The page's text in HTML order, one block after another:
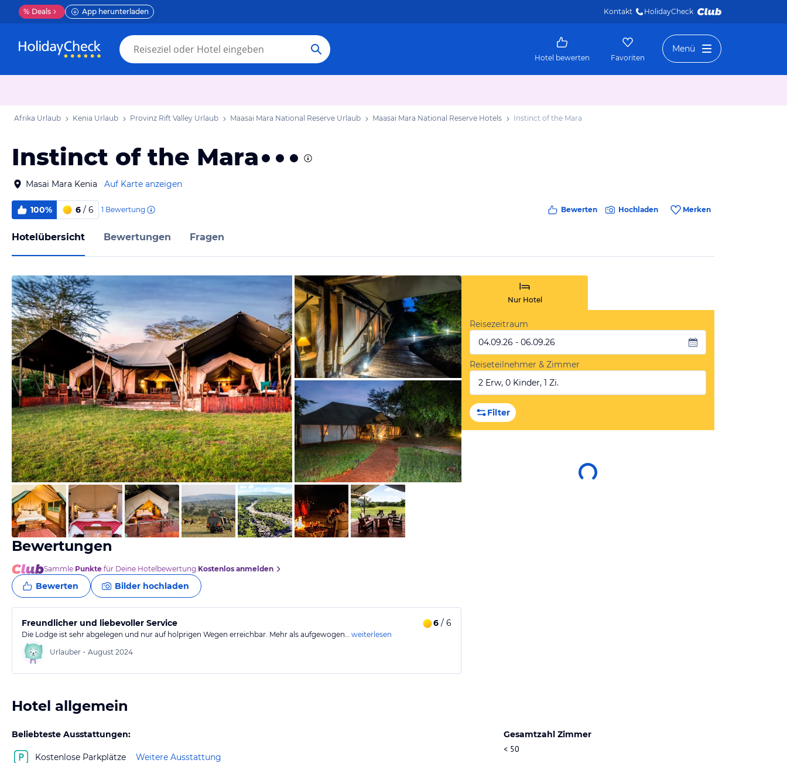
% Deals App herunterladen Kontakt HolidayCheck
Hotel bewerten Favoriten
Menü
Afrika Urlaub Kenia Urlaub Provinz Rift Valley Urlaub Maasai Mara National Reserve Urlaub Maasai Mara National Reserve Hotels Instinct of the Mara
Instinct of the Mara
Masai Mara Kenia Auf Karte anzeigen
100% 6 / 6 1 Bewertung Bewerten Hochladen Merken
Hotelübersicht Bewertungen Fragen
von Expedia
von Expedia
von Expedia
Nur Hotel
Reisezeitraum
04.09.26 - 06.09.26
Reiseteilnehmer & Zimmer
2 Erw, 0 Kinder, 1 Zi.
Filter
Bewertungen
Sammle Punkte für Deine Hotelbewertung.Kostenlos anmelden
Bewerten Bilder hochladen
Freundlicher und liebevoller Service 6 / 6
Die Lodge ist sehr abgelegen und nur auf holprigen Wegen erreichbar. Mehr als aufgewogen… weiterlesen
Urlauber • August 2024
Hotel allgemein
Beliebteste Ausstattungen:
Kostenlose Parkplätze Weitere Ausstattung
Gesamtzahl Zimmer
< 50